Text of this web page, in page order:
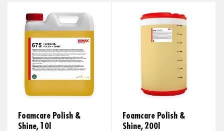
Foamcare Polish &
Shine, 10l
Foamcare Polish &
Shine, 200l